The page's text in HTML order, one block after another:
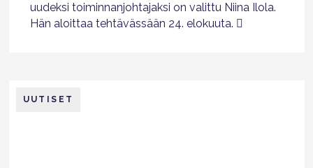
uudeksi toiminnanjohtajaksi on valittu Niina Ilola.
Hän aloittaa tehtävässään 24. elokuuta.
UUTISET